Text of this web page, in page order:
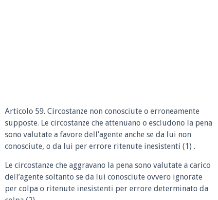
Articolo 59. Circostanze non conosciute o erroneamente
supposte. Le circostanze che attenuano o escludono la pena
sono valutate a favore dell’agente anche se da lui non
conosciute, o da lui per errore ritenute inesistenti (1) .
Le circostanze che aggravano la pena sono valutate a carico
dell’agente soltanto se da lui conosciute ovvero ignorate
per colpa o ritenute inesistenti per errore determinato da